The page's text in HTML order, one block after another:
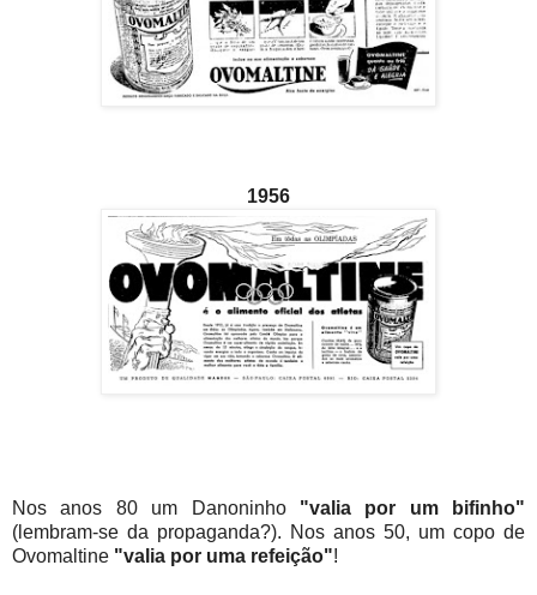
1956
Nos anos 80 um Danoninho "valia por um bifinho"
(lembram-se da propaganda?). Nos anos 50, um copo de
Ovomaltine "valia por uma refeição"!